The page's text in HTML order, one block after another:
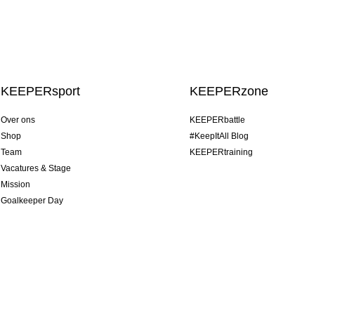
KEEPERsport
Over ons
Shop
Team
Vacatures & Stage
Mission
Goalkeeper Day
KEEPERzone
KEEPERbattle
#KeepItAll Blog
KEEPERtraining